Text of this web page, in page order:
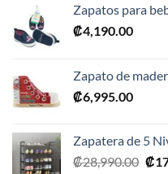
Zapatos para
₡4,190.00
Zapato de
₡6,995.00
Zapatera de 5
₡28,990.00 El
₡